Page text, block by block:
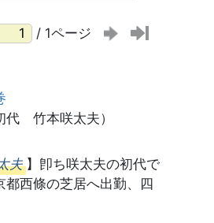
/ 1ページ
代 竹本咲太夫）
夫 】卽ち咲太夫の初代で
都西條の芝居へ出勤、四